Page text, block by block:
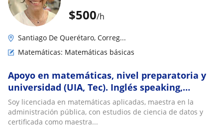
$500/h
Santiago De Querétaro, Correg...
Matemáticas: Matemáticas básicas
Apoyo en matemáticas, nivel preparatoria y
universidad (UIA, Tec). Inglés speaking,
reading, listening & writing (grammar)
Soy licenciada en matemáticas aplicadas, maestra en la
administración pública, con estudios de ciencia de datos y
certificada como maestra...